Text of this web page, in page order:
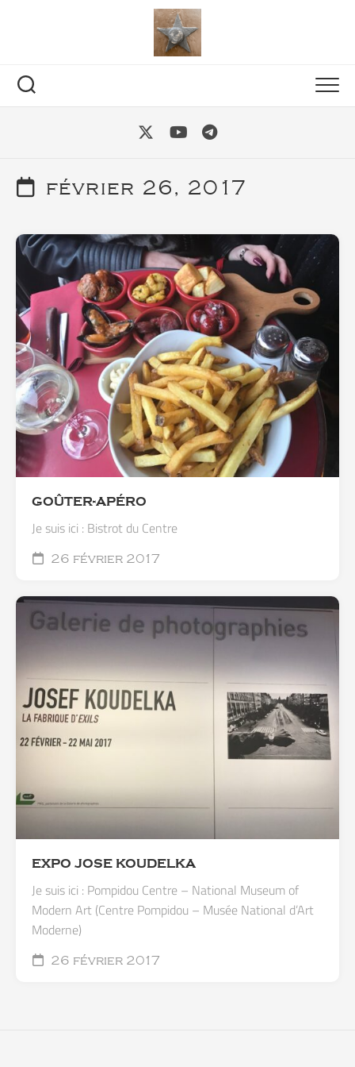
février 26, 2017
GOÛTER-APÉRO
Je suis ici : Bistrot du Centre
26 février 2017
EXPO JOSE KOUDELKA
Je suis ici : Pompidou Centre – National Museum of
Modern Art (Centre Pompidou – Musée National d’Art
Moderne)
26 février 2017